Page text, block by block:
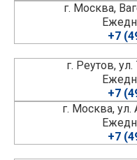
г. Москва,
+7
г. Реутов,
+7
г. Москва,
+7